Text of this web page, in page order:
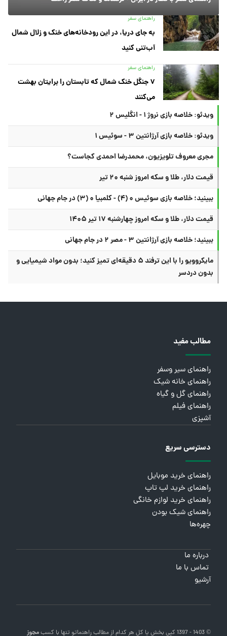
راهنمای سفر
به جای دریا، در این رودخانه‌های خنک و زلال شمال
آب‌تنی کنید
راهنمای سفر
۷ جنگل خنک شمال که تابستان را برایتان بهشت
می‌کنند
ویدئو: خلاصه بازی نروژ ۱ - انگلیس ۲
ویدئو: خلاصه بازی آرژانتین ۳ - سوئیس ۱
مجری معروف تلویزیون، محمدرضا احمدی کجاست؟
قیمت دلار، طلا و سکه امروز شنبه ۲۰ تیر
ببینید؛ خلاصه بازی سوئیس ۰ (۴) - کلمبیا ۰ (۳) در جام جهانی
قیمت دلار، طلا و سکه امروز چهارشنبه ۱۷ تیر ۱۴۰۵
ببینید؛ خلاصه بازی آرژانتین ۳ - مصر ۲ در جام جهانی
مایکروویو را با این ترفند ۵ دقیقه‌ای تمیز کنید؛ بدون مواد شیمیایی و
بدون دردسر
مطالب مفید
راهنمای سیر وسفر
راهنمای خانه شیک
راهنمای گل و گیاه
راهنمای فیلم
آشپزی
دسترسی سریع
راهنمای خرید موبایل
راهنمای خرید لپ تاپ
راهنمای خرید لوازم خانگی
راهنمای شیک بودن
چهره‌ها
درباره ما
تماس با ما
آرشیو
© 1403 - 1397 کپی بخش یا کل هر کدام از مطالب راهنماتو تنها با کسبمجوز